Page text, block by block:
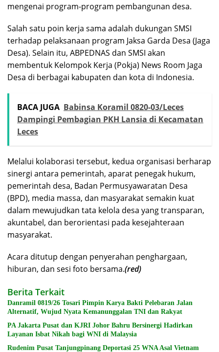
mengenai program-program pembangunan desa.
Salah satu poin kerja sama adalah dukungan SMSI
terhadap pelaksanaan program Jaksa Garda Desa (Jaga
Desa). Selain itu, ABPEDNAS dan SMSI akan
membentuk Kelompok Kerja (Pokja) News Room Jaga
Desa di berbagai kabupaten dan kota di Indonesia.
BACA JUGA Babinsa Koramil 0820-03/Leces
Dampingi Pembagian PKH Lansia di Kecamatan
Leces
Melalui kolaborasi tersebut, kedua organisasi berharap
sinergi antara pemerintah, aparat penegak hukum,
pemerintah desa, Badan Permusyawaratan Desa
(BPD), media massa, dan masyarakat semakin kuat
dalam mewujudkan tata kelola desa yang transparan,
akuntabel, dan berorientasi pada kesejahteraan
masyarakat.
Acara ditutup dengan penyerahan penghargaan,
hiburan, dan sesi foto bersama.(red)
Berita Terkait
Danramil 0819/26 Tosari Pimpin Karya Bakti Pelebaran Jalan
Alternatif, Wujud Nyata Kemanunggalan TNI dan Rakyat
PA Jakarta Pusat dan KJRI Johor Bahru Bersinergi Hadirkan
Layanan Isbat Nikah bagi WNI di Malaysia
Rudenim Pusat Tanjungpinang Deportasi 25 WNA Asal Vietnam